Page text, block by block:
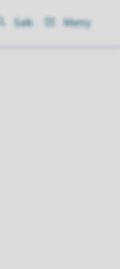
Søk Meny